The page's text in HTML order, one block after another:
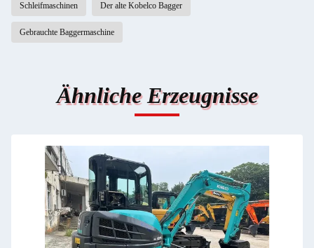
Schleifmaschinen Der alte Kobelco Bagger
Gebrauchte Baggermaschine
Ähnliche Erzeugnisse